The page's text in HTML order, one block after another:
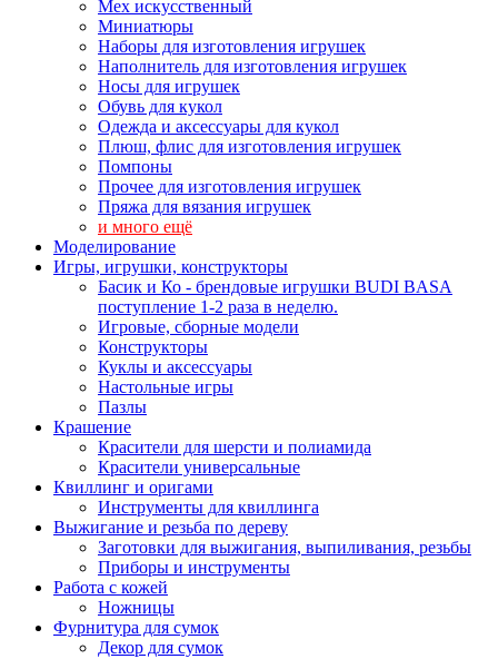
Мех искусственный
Миниатюры
Наборы для изготовления игрушек
Наполнитель для изготовления игрушек
Носы для игрушек
Обувь для кукол
Одежда и аксессуары для кукол
Плюш, флис для изготовления игрушек
Помпоны
Прочее для изготовления игрушек
Пряжа для вязания игрушек
и много ещё
Моделирование
Игры, игрушки, конструкторы
Басик и Ко - брендовые игрушки BUDI BASA
поступление 1-2 раза в неделю.
Игровые, сборные модели
Конструкторы
Куклы и аксессуары
Настольные игры
Пазлы
Крашение
Красители для шерсти и полиамида
Красители универсальные
Квиллинг и оригами
Инструменты для квиллинга
Выжигание и резьба по дереву
Заготовки для выжигания, выпиливания, резьбы
Приборы и инструменты
Работа с кожей
Ножницы
Фурнитура для сумок
Декор для сумок